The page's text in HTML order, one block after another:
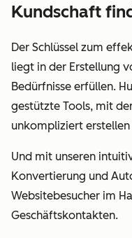
Kundschaft
Der Schlüssel zum
liegt in der Erstellung
Bedürfnisse erfüllen.
gestützte Tools, mit
unkompliziert erstellen
Und mit unseren
Konvertierung und
Websitebesucher im
Geschäftskontakten.